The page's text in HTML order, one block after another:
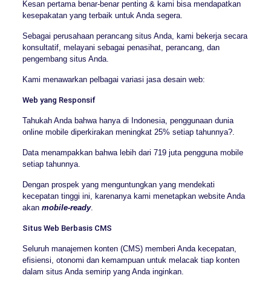
Kesan pertama benar-benar penting & kami bisa mendapatkan
kesepakatan yang terbaik untuk Anda segera.
Sebagai perusahaan perancang situs Anda, kami bekerja secara
konsultatif, melayani sebagai penasihat, perancang, dan
pengembang situs Anda.
Kami menawarkan pelbagai variasi jasa desain web:
Web yang Responsif
Tahukah Anda bahwa hanya di Indonesia, penggunaan dunia
online mobile diperkirakan meningkat 25% setiap tahunnya?.
Data menampakkan bahwa lebih dari 719 juta pengguna mobile
setiap tahunnya.
Dengan prospek yang menguntungkan yang mendekati
kecepatan tinggi ini, karenanya kami menetapkan website Anda
akan mobile-ready.
Situs Web Berbasis CMS
Seluruh manajemen konten (CMS) memberi Anda kecepatan,
efisiensi, otonomi dan kemampuan untuk melacak tiap konten
dalam situs Anda semirip yang Anda inginkan.